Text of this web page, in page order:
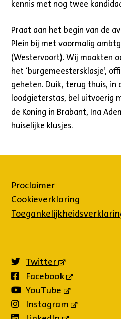
kennis met nog twee
Praat aan het begin van de
Plein bij met voormalig
(Westervoort). Wij maakten
het ‘burgemeestersklasje’,
geheten. Duik, terug thuis, in
loodgieterstas, bel uitvoerig
de Koning in Brabant, Ina
huiselijke klusjes.
Proclaimer
Cookieverklaring
Twitter
(externe
Facebook
(externe
YouTube
(externe
Instagram
(externe